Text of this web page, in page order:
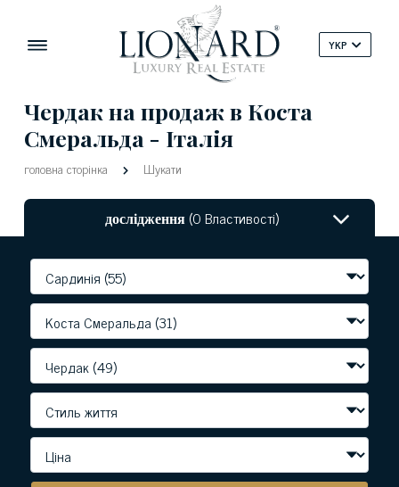
YKP
Чердак на продаж в Коста
Смеральда - Італія
головна сторінка Шукати
дослідження(0 Властивості)